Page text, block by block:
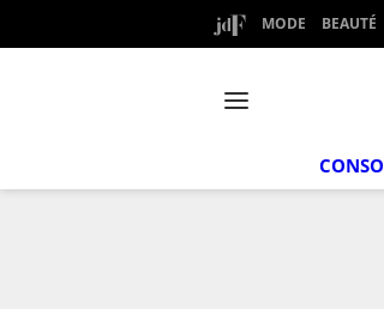
MODE BEAUTÉ
CONSO